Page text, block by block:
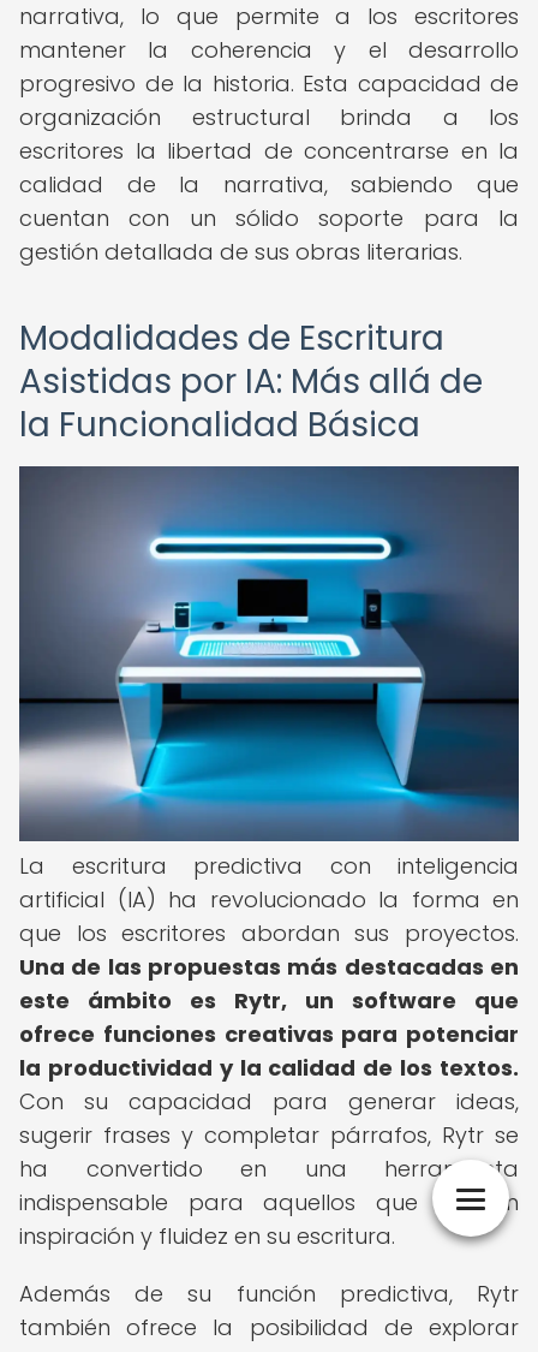
narrativa, lo que permite a los escritores
mantener la coherencia y el desarrollo
progresivo de la historia. Esta capacidad de
organización estructural brinda a los
escritores la libertad de concentrarse en la
calidad de la narrativa, sabiendo que
cuentan con un sólido soporte para la
gestión detallada de sus obras literarias.
Modalidades de Escritura
Asistidas por IA: Más allá de
la Funcionalidad Básica
La escritura predictiva con inteligencia
artificial (IA) ha revolucionado la forma en
que los escritores abordan sus proyectos.
Una de las propuestas más destacadas en
este ámbito es Rytr, un software que
ofrece funciones creativas para potenciar
la productividad y la calidad de los textos.
Con su capacidad para generar ideas,
sugerir frases y completar párrafos, Rytr se
ha convertido en una herramienta
indispensable para aquellos que buscan
inspiración y fluidez en su escritura.
Además de su función predictiva, Rytr
también ofrece la posibilidad de explorar